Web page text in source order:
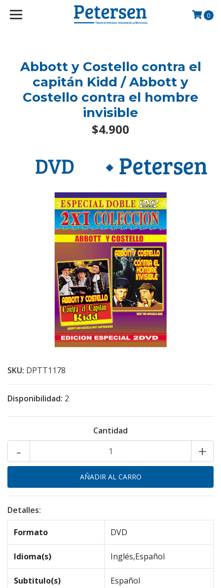
googlef2d1455d5020445a.html
0
Abbott y Costello contra el
capitán Kidd / Abbott y
Costello contra el hombre
invisible
$4.900
SKU: DPTT1178
Disponibilidad: 2
Cantidad
+
-
Detalles:
Formato DVD
Idioma(s) Inglés,Español
Subtitulo(s) Español